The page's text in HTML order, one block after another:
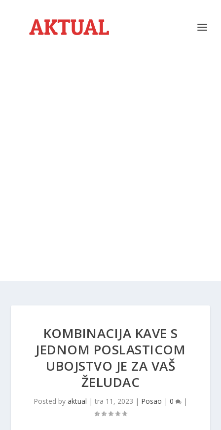
KOMBINACIJA KAVE S
JEDNOM POSLASTICOM
UBOJSTVO JE ZA VAŠ
ŽELUDAC
Posted by aktual | tra 11, 2023 | Posao | 0 |